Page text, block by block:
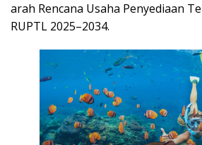
arah Rencana Usaha Penyediaan
RUPTL 2025–2034.